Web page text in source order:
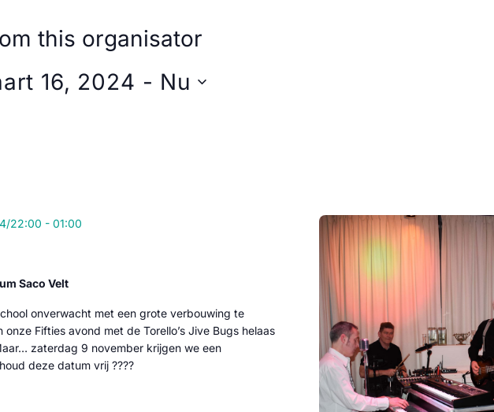
this organisator
16, 2024 - Nu
22:00 - 01:00
Saco Velt
onverwacht met een grote verbouwing te
onze Fifties avond met de Torello’s Jive Bugs helaas
zaterdag 9 november krijgen we een
deze datum vrij ????